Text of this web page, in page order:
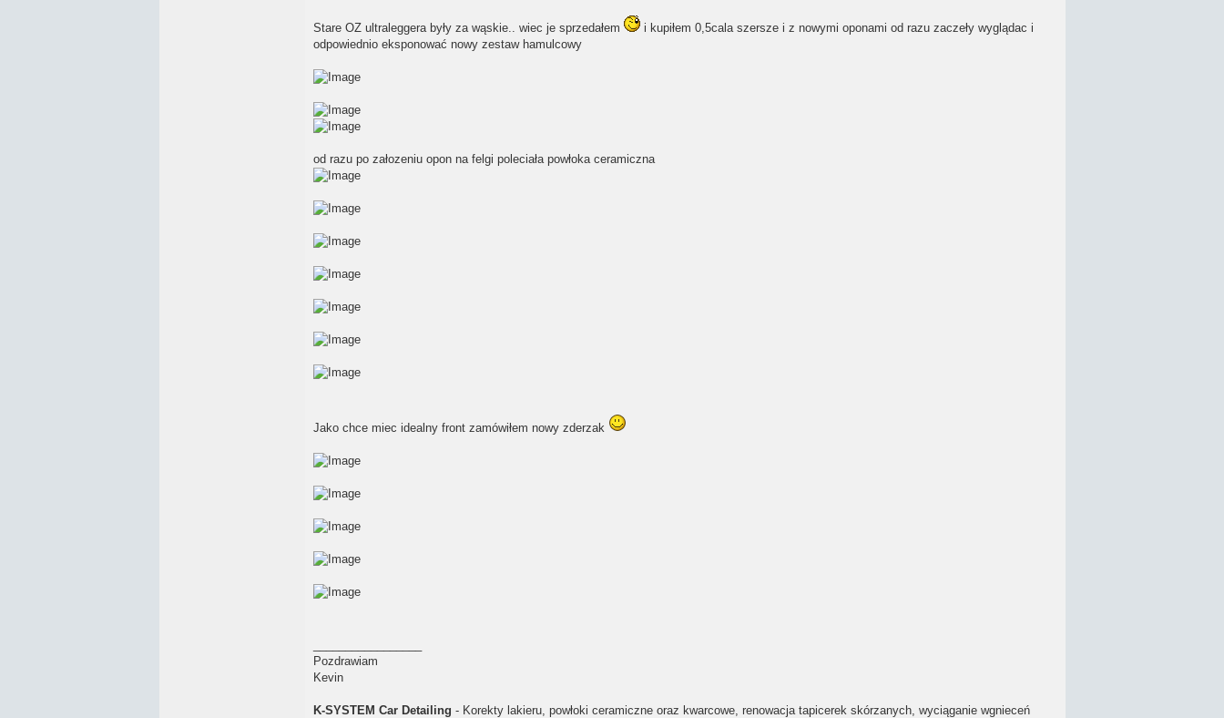
Stare OZ ultraleggera były za wąskie.. wiec je sprzedałem
i kupiłem 0,5cala szersze i z nowymi oponami od razu zaczeły wyglądac i
odpowiednio eksponować nowy zestaw hamulcowy
od razu po załozeniu opon na felgi poleciała powłoka ceramiczna
Jako chce miec idealny front zamówiłem nowy zderzak
Pozdrawiam
Kevin
K-SYSTEM Car Detailing - Korekty lakieru, powłoki ceramiczne oraz kwarcowe, renowacja tapicerek skórzanych, wyciąganie wgnieceń